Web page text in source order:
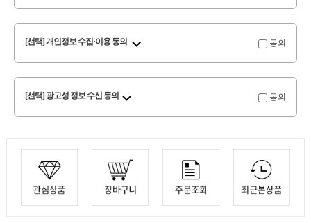
[선택] 개인정보 수집·이용 동의 동의
[선택] 광고성 정보 수신 동의 동의